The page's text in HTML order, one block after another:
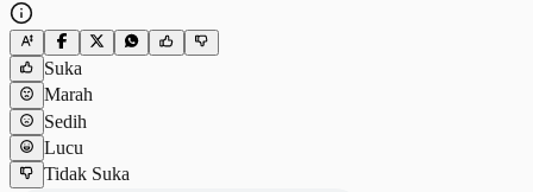
Suka
Marah
Sedih
Lucu
Tidak Suka